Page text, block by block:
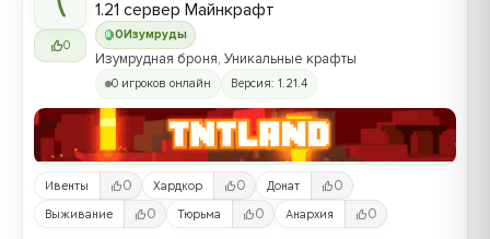
0
0 Изумруды
1.21 сервер Майнкрафт
Изумрудная броня, Уникальные крафты
0 игроков онлайн Версия: 1.21.4
Ивенты 0 Хардкор 0 Донат 0
Выживание 0 Тюрьма 0 Анархия 0